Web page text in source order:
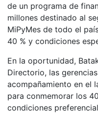
de un programa de
millones destinado al
MiPyMes de todo el
40 % y condiciones
En la oportunidad,
Directorio, las
acompañamiento en el
para conmemorar los
condiciones